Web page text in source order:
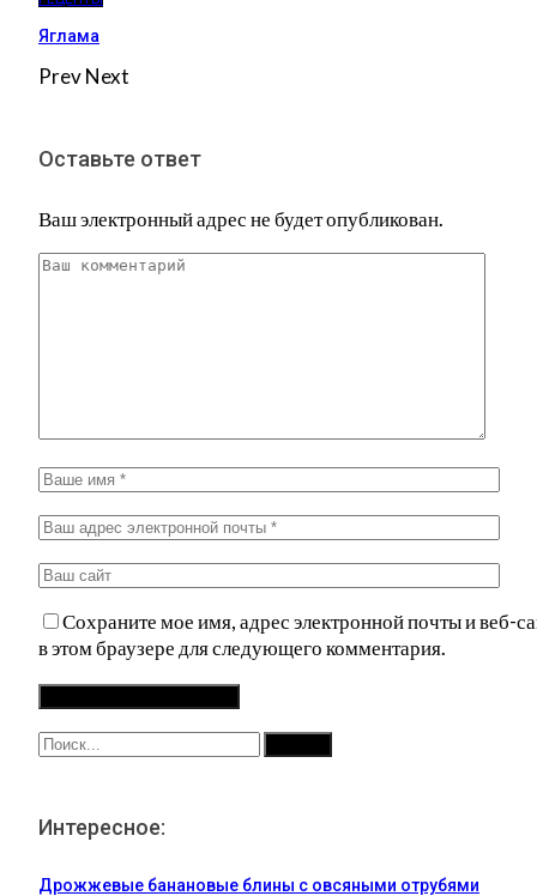
Яглама
PrevNext
Оставьте ответ
Ваш электронный адрес не будет опубликован.
Сохраните мое имя, адрес электронной почты и веб-
в этом браузере для следующего комментария.
Интересное:
Дрожжевые банановые блины с овсяными отрубями